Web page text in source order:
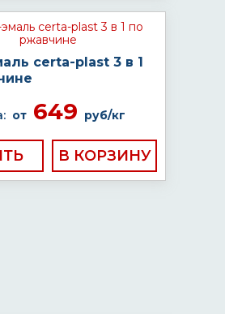
certa-plast 3 в 1
от649 руб/кг